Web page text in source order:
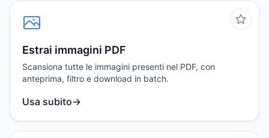
Estrai immagini PDF
Scansiona tutte le immagini presenti nel PDF, con
anteprima, filtro e download in batch.
Usa subito→